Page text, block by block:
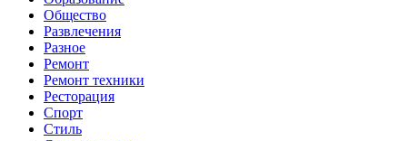
Общество
Развлечения
Разное
Ремонт
Ремонт техники
Ресторация
Спорт
Стиль